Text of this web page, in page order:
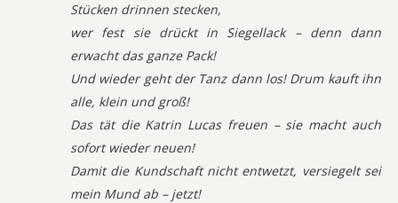
Stücken drinnen stecken,
wer fest sie drückt in Siegellack – denn dann
erwacht das ganze Pack!
Und wieder geht der Tanz dann los! Drum kauft ihn
alle, klein und groß!
Das tät die Katrin Lucas freuen – sie macht auch
sofort wieder neuen!
Damit die Kundschaft nicht entwetzt, versiegelt sei
mein Mund ab – jetzt!